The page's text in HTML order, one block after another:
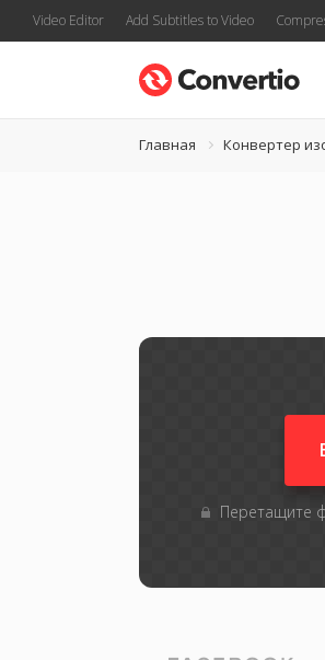
Video Editor Add Subtitles to Video
Главная Конвертер
Перетащите